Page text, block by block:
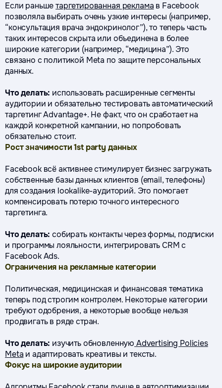
Если раньшетаргетированная реклама в Facebook
позволяла выбирать очень узкие интересы (например,
“консультация врача эндокринолог”), то теперь часть
таких интересов скрыта или объединена в более
широкие категории (например, “медицина”). Это
связано с политикой Meta по защите персональных
данных.
Что делать: использовать расширенные сегменты
аудитории и обязательно тестировать автоматический
таргетинг Advantage+. Не факт, что он сработает на
каждой конкретной кампании, но попробовать
обязательно стоит.
Рост значимости 1st party данных
Facebook всё активнее стимулирует бизнес загружать
собственные базы данных клиентов (email, телефоны)
для создания lookalike-аудиторий. Это помогает
компенсировать потерю точного интересного
таргетинга.
Что делать: собирать контакты через формы, подписки
и программы лояльности, интегрировать CRM с
Facebook Ads.
Ограничения на рекламные категории
Политическая, медицинская и финансовая тематика
теперь под строгим контролем. Некоторые категории
требуют одобрения, а некоторые вообще нельзя
продвигать в ряде стран.
Что делать: изучить обновленную Advertising Policies
Meta и адаптировать креативы и тексты.
Фокус на широкие аудитории